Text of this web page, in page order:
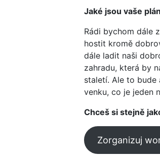
Jaké jsou vaše
Rádi bychom dále
hostit kromě
dále ladit naši
zahradu, která by
staletí. Ale to bude
venku, co je jeden
Chceš si stejně
Zorganizuj